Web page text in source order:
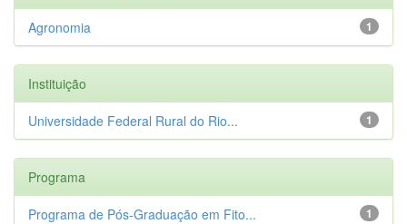
1
Agronomia
Instituição
1
Universidade Federal Rural do Rio...
Programa
1
Programa de Pós-Graduação em Fito...